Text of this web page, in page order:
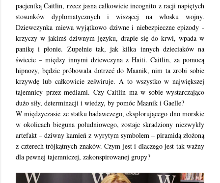
pacjentką Caitlin, rzecz jasna całkowicie incognito z racji napiętych
stosunków dyplomatycznych i wiszącej na włosku wojny.
Dziewczynka miewa wyjątkowo dziwne i niebezpieczne epizody -
krzyczy w jakimś dziwnym języku, drapie się do krwi, wpada w
panikę i płonie. Zupełnie tak, jak kilka innych dzieciaków na
świecie – między innymi dziewczyna z Haiti. Caitlin, za pomocą
hipnozy, będzie próbowała dotrzeć do Maanik, nim ta zrobi sobie
krzywdę lub całkowicie zeświruje. A to wszystko w największej
tajemnicy przez mediami. Czy Caitlin ma w sobie wystarczająco
dużo siły, determinacji i wiedzy, by pomóc Maanik i Gaelle?
W międzyczasie ze statku badawczego, eksplorującego dno morskie
w okolicach bieguna południowego, zostaje skradziony niezwykły
artefakt – dziwny kamień z wyrytym symbolem – piramidą złożoną
z czterech trójkątnych znaków. Czym jest i dlaczego jest tak ważny
dla pewnej tajemniczej, zakonspirowanej grupy?